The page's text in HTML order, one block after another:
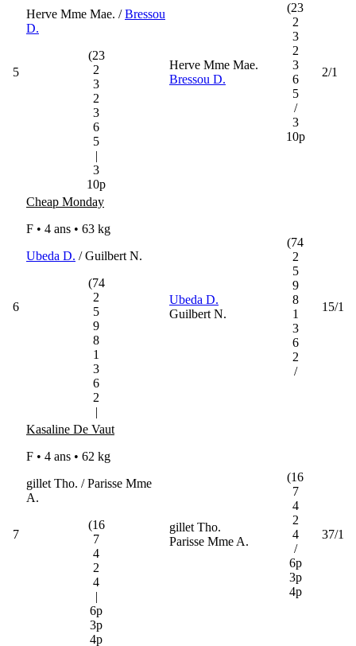
5
Herve Mme Mae. /Bressou
D.
(23
2
3
2
3
6
5
|
3
10p
Herve Mme Mae.
Bressou D.
(23
2
3
2
3
6
5
/
3
10p
2/1
6
Cheap Monday
F • 4 ans • 63 kg
Ubeda D. / Guilbert N.
(74
2
5
9
8
1
3
6
2
|
Ubeda D.
Guilbert N.
(74
2
5
9
8
1
3
6
2
/
15/1
7
Kasaline De Vaut
F • 4 ans • 62 kg
gillet Tho. / Parisse Mme
A.
(16
7
4
2
4
|
6p
3p
4p
gillet Tho.
Parisse Mme A.
(16
7
4
2
4
/
6p
3p
4p
37/1